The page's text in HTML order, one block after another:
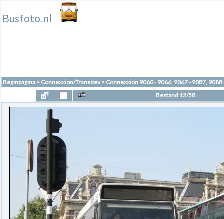
Busfoto.nl
Beginpagina > Connexxion/Transdev> Connexxion 9060 - 9066, 9067 - 9087, 9088
Bestand 12/58